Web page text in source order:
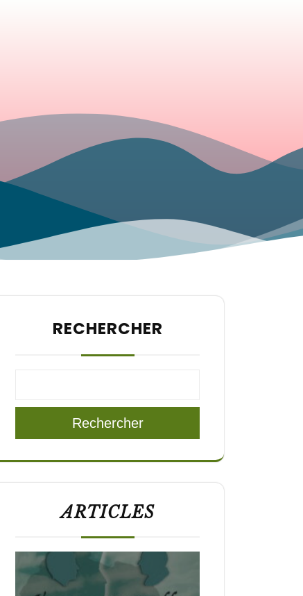
RECHERCHER
Rechercher
ARTICLES